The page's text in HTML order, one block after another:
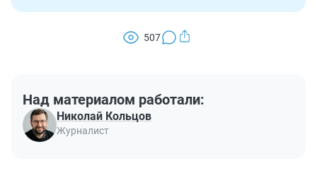
507
Над материалом работали:
Николай Кольцов
Журналист